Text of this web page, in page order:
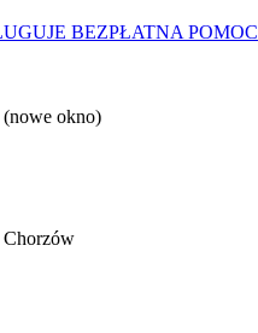
BEZPŁATNA POMOC
(nowe okno)